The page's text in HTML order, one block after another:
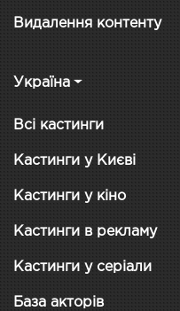
Видалення контенту
Україна
Всі кастинги
Кастинги у Києві
Кастинги у кіно
Кастинги в рекламу
Кастинги у серіали
База акторів